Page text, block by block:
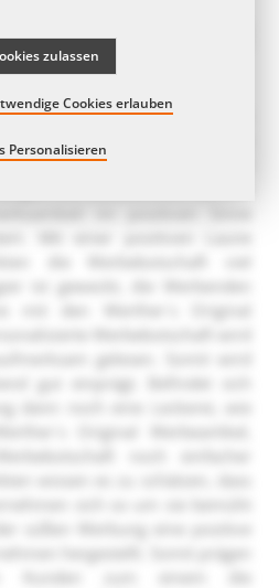
zulassen
Cookies erlauben
Personalisieren
Werbung mit
finden in einer breit
großen Zuspruch. Damit ist
ein sehr effektives
ist geweckt, die Werbenden
mit den Werther´s Original
Werbebotschaft wird
gelesen. Somit wird
gut einprägt. Befindet sich
dann noch eine Leckerei, wie
Original Werbeartikel,
noch einfacher
wissen es zu schätzen, dass
süßen Werbung eine positive
hergestellt. Somit prägen